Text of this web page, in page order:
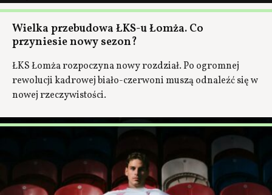
Wielka przebudowa ŁKS-u Łomża. Co
przyniesie nowy sezon?
ŁKS Łomża rozpoczyna nowy rozdział. Po ogromnej
rewolucji kadrowej biało-czerwoni muszą odnaleźć się w
nowej rzeczywistości.